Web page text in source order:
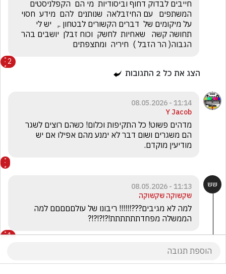
הגבוה( הר הזבל )  חיריה  ומתצפתים
2
הצג את כל 2 התגובות
11:14 - 08.05.2026
Y Jacob
מודיעין מוקדם.
11:13 - 08.05.2026
שקשוקה שקשוקה
הממשלה מפחדתתתתתת!?!?!?!?
1
עמלייה בונדה